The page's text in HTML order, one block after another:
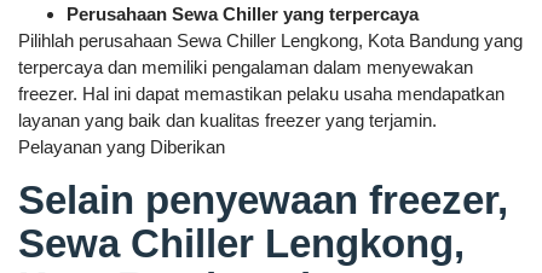
Perusahaan Sewa Chiller yang terpercaya
Pilihlah perusahaan Sewa Chiller Lengkong, Kota Bandung yang
terpercaya dan memiliki pengalaman dalam menyewakan
freezer. Hal ini dapat memastikan pelaku usaha mendapatkan
layanan yang baik dan kualitas freezer yang terjamin.
Pelayanan yang Diberikan
Selain penyewaan freezer,
Sewa Chiller Lengkong,